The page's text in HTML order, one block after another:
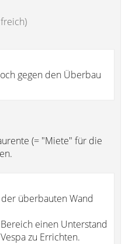
gegen den Überbau
(= "Miete" für die
überbauten Wand
einen Unterstand
zu Errichten.